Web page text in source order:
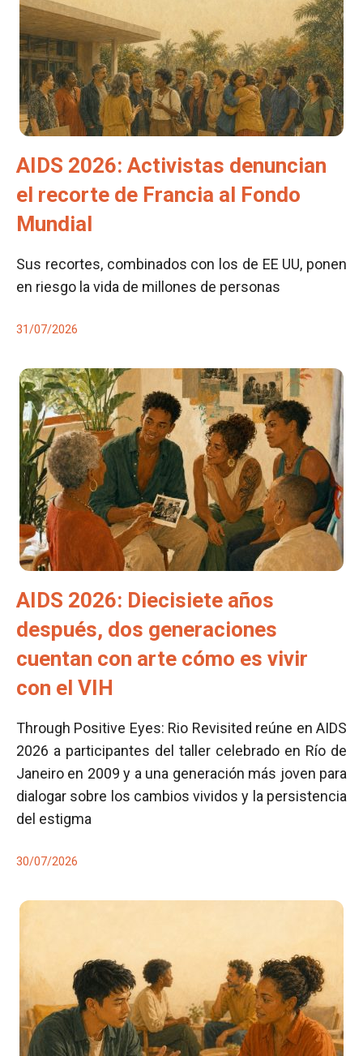
AIDS 2026: Activistas denuncian
el recorte de Francia al Fondo
Mundial
Sus recortes, combinados con los de EE UU, ponen
en riesgo la vida de millones de personas
31/07/2026
AIDS 2026: Diecisiete años
después, dos generaciones
cuentan con arte cómo es vivir
con el VIH
Through Positive Eyes: Rio Revisited reúne en AIDS
2026 a participantes del taller celebrado en Río de
Janeiro en 2009 y a una generación más joven para
dialogar sobre los cambios vividos y la persistencia
del estigma
30/07/2026